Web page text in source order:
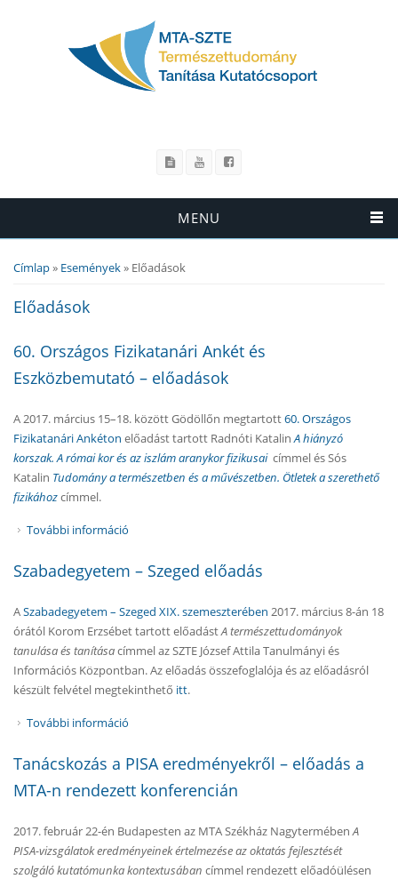
MENU
Jelenlegi hely
Címlap» Események» Előadások
Előadások
60. Országos Fizikatanári Ankét és
Eszközbemutató – előadások
A 2017. március 15–18. között Gödöllőn megtartott60. Országos
Fizikatanári Ankéton előadást tartott Radnóti Katalin A hiányzó
korszak. A római kor és az iszlám aranykor fizikusai címmel és Sós
Katalin Tudomány a természetben és a művészetben. Ötletek a szerethető
fizikáhozcímmel.
További információ
Szabadegyetem – Szeged előadás
ASzabadegyetem – Szeged XIX. szemeszterében 2017. március 8-án 18
órától Korom Erzsébet tartott előadástA természettudományok
tanulása és tanításacímmel az SZTE József Attila Tanulmányi és
Információs Központban. Az előadás összefoglalója és az előadásról
készült felvétel megtekinthető itt.
További információ
Tanácskozás a PISA eredményekről – előadás a
MTA-n rendezett konferencián
2017. február 22-én Budapesten az MTA Székház Nagytermében A
PISA-vizsgálatok eredményeinek értelmezése az oktatás fejlesztését
szolgáló kutatómunka kontextusában címmel rendezett előadóülésen